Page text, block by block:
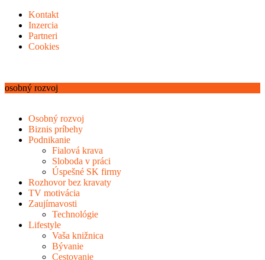
Kontakt
Inzercia
Partneri
Cookies
osobný rozvoj
Osobný rozvoj
Biznis príbehy
Podnikanie
Fialová krava
Sloboda v práci
Úspešné SK firmy
Rozhovor bez kravaty
TV motivácia
Zaujímavosti
Technológie
Lifestyle
Vaša knižnica
Bývanie
Cestovanie